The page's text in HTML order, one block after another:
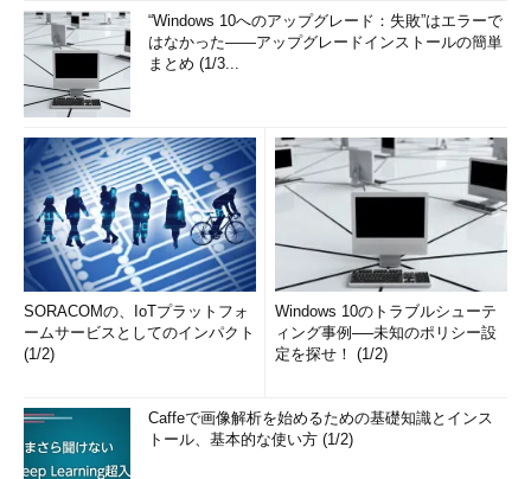
“Windows 10へのアップグレード：失敗”はエラーで
はなかった――アップグレードインストールの簡単
まとめ (1/3...
SORACOMの、IoTプラットフォ
ームサービスとしてのインパクト
(1/2)
Windows 10のトラブルシューテ
ィング事例──未知のポリシー設
定を探せ！ (1/2)
Caffeで画像解析を始めるための基礎知識とインス
トール、基本的な使い方 (1/2)